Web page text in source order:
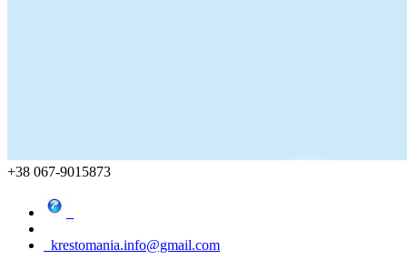
+38 067-9015873
krestomania.info@gmail.com